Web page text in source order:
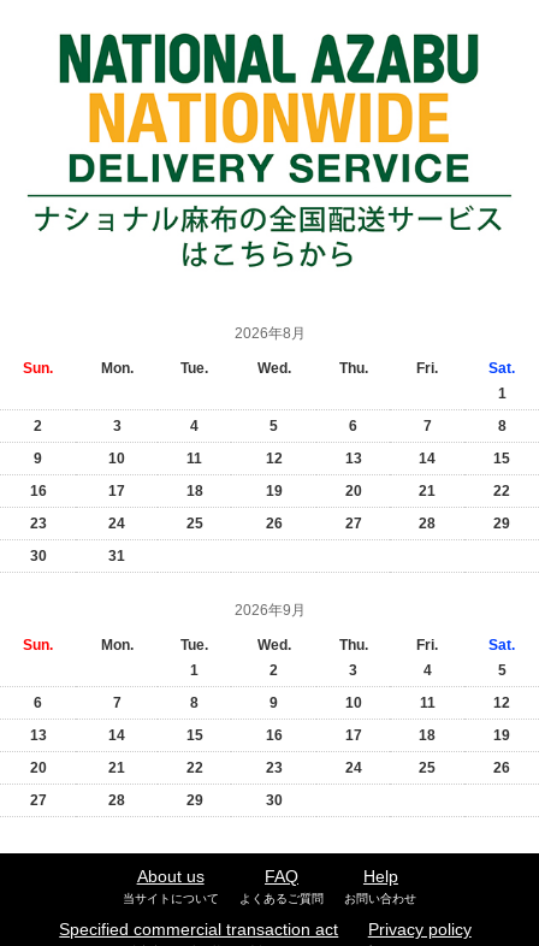
2026年8月
Sun. Mon. Tue. Wed. Thu. Fri.
Sat.
1
2
3 4 5 6 7
8
9
10 11 12 13 14
15
16
17 18 19 20 21
22
23
24 25 26 27 28
29
30
31
2026年9月
Sun. Mon. Tue. Wed. Thu. Fri.
Sat.
1
2 3 4
5
6
7 8 9 10 11
12
13
14 15 16 17 18
19
20
21 22 23 24 25
26
27
28 29 30
About us
当サイトについて
FAQ
よくあるご質問
Help
お問い合わせ
Specified commercial transaction act Privacy policy